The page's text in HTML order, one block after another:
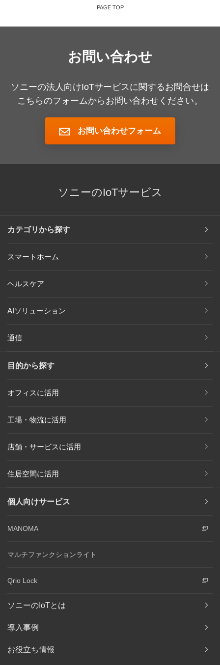
PAGE TOP
お問い合わせ
ソニーの法人向けIoTサービスに関するお問合せは
こちらのフォームからお問い合わせください。
お問い合わせフォーム
ソニーのIoTサービス
カテゴリから探す
スマートホーム
ヘルスケア
AIソリューション
通信
目的から探す
オフィスに活用
工場・物流に活用
店舗・サービスに活用
住居空間に活用
個人向けサービス
MANOMA
マルチファンクションライト
Qrio Lock
ソニーのIoTとは
導入事例
お役立ち情報